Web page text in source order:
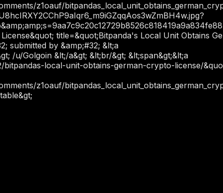
z1oauf/
title=&quot;Bitpanda's Local Unit Obtains
submitted by &amp;#32; &lt;a
/u/Golgoin &lt;/a&gt; &lt;br/&gt; &lt;span&gt;&lt;a
local-unit-obtains-german-crypto-license/
z1oauf/